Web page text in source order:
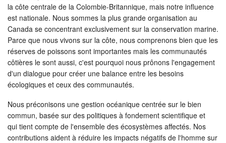
Passez à l'action
la côte centrale de la Colombie-Britannique, mais notre influence
est nationale. Nous sommes la plus grande organisation au
Canada se concentrant exclusivement sur ​​la conservation marine.
Parce que nous vivons sur la côte, nous comprenons bien que les
réserves de poissons sont importantes mais les communautés
côtières le sont aussi, c'est pourquoi nous prônons l'engagement
d'un dialogue pour créer une balance entre les besoins
écologiques et ceux des communautés.
Nous préconisons une gestion océanique centrée sur le bien
commun, basée sur des politiques à fondement scientifique et
qui tient compte de l'ensemble des écosystèmes affectés. Nos
contributions aident à réduire les impacts négatifs de l'homme sur